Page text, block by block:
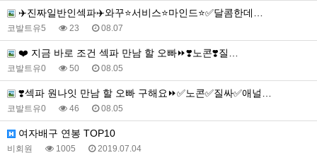
✈️진짜일반인섹파✈️와꾸⭐️서비스⭐️마인드⭐️✅달콤한데…
코발트유5 23 08.07
❤️ 지금 바로 조건 섹파 만남 할 오빠⏩❣️노콘❣️질…
코발트유0 50 08.05
❣️섹파 원나잇 만남 할 오빠 구해요⏩✅노콘✅질싸✅애널…
코발트유0 46 08.05
여자배구 연봉 TOP10
비회원 1005 2019.07.04